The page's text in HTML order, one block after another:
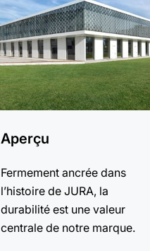
Aperçu
Fermement ancrée dans
l’histoire de JURA, la
durabilité est une valeur
centrale de notre marque.